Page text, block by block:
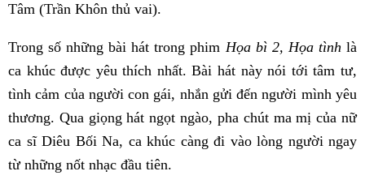
Tâm (Trần Khôn thủ vai).
Trong số những bài hát trong phim Họa bì 2, Họa tình là
ca khúc được yêu thích nhất. Bài hát này nói tới tâm tư,
tình cảm của người con gái, nhắn gửi đến người mình yêu
thương. Qua giọng hát ngọt ngào, pha chút ma mị của nữ
ca sĩ Diêu Bối Na, ca khúc càng đi vào lòng người ngay
từ những nốt nhạc đầu tiên.